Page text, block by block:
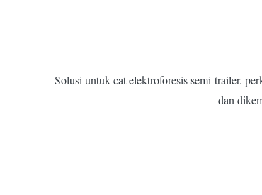
Solusi untuk cat elektroforesis semi-trailer.
dan